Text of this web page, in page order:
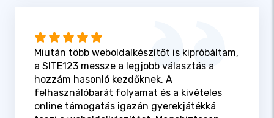
Miután több weboldalkészítőt is kipróbáltam,
a SITE123 messze a legjobb választás a
hozzám hasonló kezdőknek. A
felhasználóbarát folyamat és a kivételes
online támogatás igazán gyerekjátékká